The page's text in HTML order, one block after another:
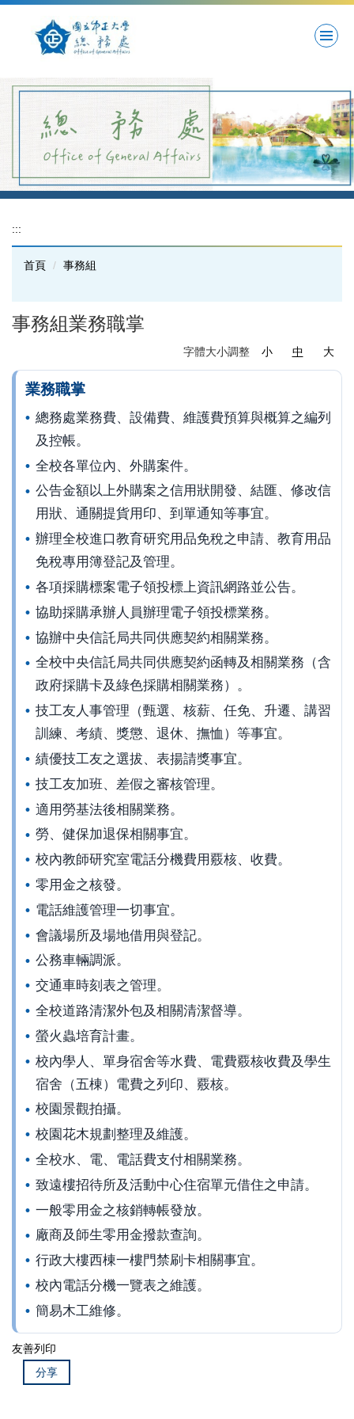
:::
首頁 事務組
事務組業務職掌
字體大小調整 小 中 大
業務職掌
總務處業務費、設備費、維護費預算與概算之編列
及控帳。
全校各單位內、外購案件。
公告金額以上外購案之信用狀開發、結匯、修改信
用狀、通關提貨用印、到單通知等事宜。
辦理全校進口教育研究用品免稅之申請、教育用品
免稅專用簿登記及管理。
各項採購標案電子領投標上資訊網路並公告。
協助採購承辦人員辦理電子領投標業務。
協辦中央信託局共同供應契約相關業務。
全校中央信託局共同供應契約函轉及相關業務（含
政府採購卡及綠色採購相關業務）。
技工友人事管理（甄選、核薪、任免、升遷、講習
訓練、考績、獎懲、退休、撫恤）等事宜。
績優技工友之選拔、表揚請獎事宜。
技工友加班、差假之審核管理。
適用勞基法後相關業務。
勞、健保加退保相關事宜。
校內教師研究室電話分機費用覈核、收費。
零用金之核發。
電話維護管理一切事宜。
會議場所及場地借用與登記。
公務車輛調派。
交通車時刻表之管理。
全校道路清潔外包及相關清潔督導。
螢火蟲培育計畫。
校內學人、單身宿舍等水費、電費覈核收費及學生
宿舍（五棟）電費之列印、覈核。
校園景觀拍攝。
校園花木規劃整理及維護。
全校水、電、電話費支付相關業務。
致遠樓招待所及活動中心住宿單元借住之申請。
一般零用金之核銷轉帳發放。
廠商及師生零用金撥款查詢。
行政大樓西棟一樓門禁刷卡相關事宜。
校內電話分機一覽表之維護。
簡易木工維修。
友善列印
分享